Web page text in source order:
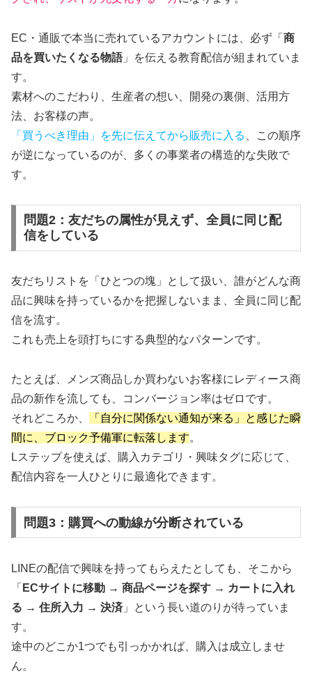
EC・通販で本当に売れているアカウントには、必ず「 商
品を買いたくなる物語」を伝える教育配信が組まれていま
す。
素材へのこだわり、生産者の想い、開発の裏側、活用方
法、お客様の声。
「買うべき理由」を先に伝えてから販売に入る
、この順序
が逆になっているのが、多くの事業者の構造的な失敗で
す。
問題2：友だちの属性が見えず、全員に同じ配
信をしている
友だちリストを「ひとつの塊」として扱い、誰がどんな商
品に興味を持っているかを把握しないまま、全員に同じ配
信を流す。
これも売上を頭打ちにする典型的なパターンです。
たとえば、メンズ商品しか買わないお客様にレディース商
品の新作を流しても、コンバージョン率はゼロです。
それどころか、
「自分に関係ない通知が来る」と感じた瞬
間に、ブロック予備軍に転落します。
Lステップを使えば、購入カテゴリ・興味タグに応じて、
配信内容を一人ひとりに最適化できます。
問題3：購買への動線が分断されている
LINEの配信で興味を持ってもらえたとしても、そこから
「 ECサイトに移動 → 商品ページを探す → カートに入れ
る → 住所入力 → 決済 」という長い道のりが待っていま
す。
途中のどこか1つでも引っかかれば、購入は成立しませ
ん。